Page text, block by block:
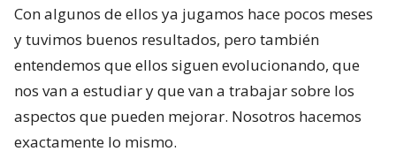
Con algunos de ellos ya jugamos hace pocos meses
y tuvimos buenos resultados, pero también
entendemos que ellos siguen evolucionando, que
nos van a estudiar y que van a trabajar sobre los
aspectos que pueden mejorar. Nosotros hacemos
exactamente lo mismo.